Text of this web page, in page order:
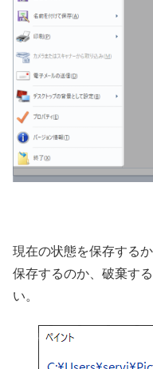
現在の状態を保存する
保存するのか、破棄す
い。